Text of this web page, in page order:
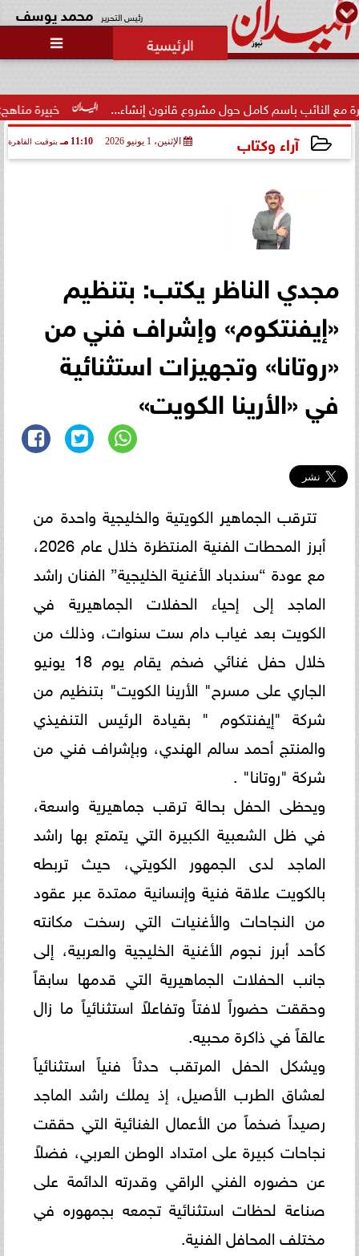
رئيس التحرير محمد يوسف

خبيرة مناهج: حداثة باسم كامل حول مشروع قانون إنشاء...
آراء وكتاب الإثنين، 1 يونيو 2026 11:10 مـ بتوقيت القاهرة
مجدي الناظر يكتب: بتنظيم
«إيفنتكوم» وإشراف فني من
«روتانا» وتجهيزات استثنائية
في «الأرينا الكويت»
تترقب الجماهير الكويتية والخليجية واحدة من
أبرز المحطات الفنية المنتظرة خلال عام 2026،
مع عودة “سندباد الأغنية الخليجية” الفنان راشد
الماجد إلى إحياء الحفلات الجماهيرية في
الكويت بعد غياب دام ست سنوات، وذلك من
خلال حفل غنائي ضخم يقام يوم 18 يونيو
الجاري على مسرح" الأرينا الكويت" بتنظيم من
شركة "إيفنتكوم " بقيادة الرئيس التنفيذي
والمنتج أحمد سالم الهندي، وبإشراف فني من
شركة "روتانا" .
ويحظى الحفل بحالة ترقب جماهيرية واسعة،
في ظل الشعبية الكبيرة التي يتمتع بها راشد
الماجد لدى الجمهور الكويتي، حيث تربطه
بالكويت علاقة فنية وإنسانية ممتدة عبر عقود
من النجاحات والأغنيات التي رسخت مكانته
كأحد أبرز نجوم الأغنية الخليجية والعربية، إلى
جانب الحفلات الجماهيرية التي قدمها سابقاً
وحققت حضوراً لافتاً وتفاعلاً استثنائياً ما زال
عالقاً في ذاكرة محبيه.
ويشكل الحفل المرتقب حدثاً فنياً استثنائياً
لعشاق الطرب الأصيل، إذ يملك راشد الماجد
رصيداً ضخماً من الأعمال الغنائية التي حققت
نجاحات كبيرة على امتداد الوطن العربي، فضلاً
عن حضوره الفني الراقي وقدرته الدائمة على
صناعة لحظات استثنائية تجمعه بجمهوره في
مختلف المحافل الفنية.